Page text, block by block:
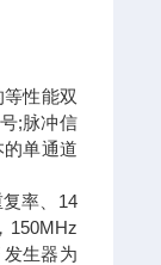
性能双
;脉冲信
单通道
率、14
150MHz
生器为